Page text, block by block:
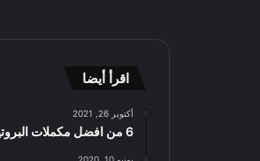
اقرأ أيضا
أكتوبر 26, 2021
6 من افضل مكملات البروتين لانقاص الوزن